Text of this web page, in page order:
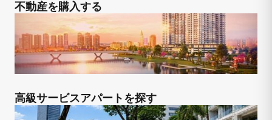
不動産を購入する
高級サービスアパートを探す